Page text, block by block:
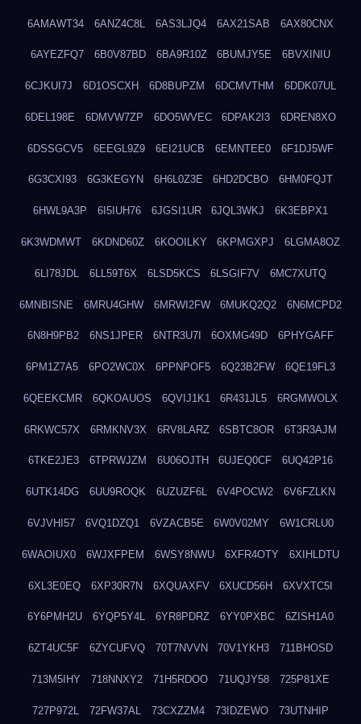
6AMAWT34 6ANZ4C8L 6AS3LJQ4 6AX21SAB 6AX80CNX
6AYEZFQ7 6B0V87BD 6BA9R10Z 6BUMJY5E 6BVXINIU
6CJKUI7J 6D1OSCXH 6D8BUPZM 6DCMVTHM 6DDK07UL
6DEL198E 6DMVW7ZP 6DO5WVEC 6DPAK2I3 6DREN8XO
6DSSGCV5 6EEGL9Z9 6EI21UCB 6EMNTEE0 6F1DJ5WF
6G3CXI93 6G3KEGYN 6H6L0Z3E 6HD2DCBO 6HM0FQJT
6HWL9A3P 6I5IUH76 6JGSI1UR 6JQL3WKJ 6K3EBPX1
6K3WDMWT 6KDND60Z 6KOOILKY 6KPMGXPJ 6LGMA8OZ
6LI78JDL 6LL59T6X 6LSD5KCS 6LSGIF7V 6MC7XUTQ
6MNBISNE 6MRU4GHW 6MRWI2FW 6MUKQ2Q2 6N6MCPD2
6N8H9PB2 6NS1JPER 6NTR3U7I 6OXMG49D 6PHYGAFF
6PM1Z7A5 6PO2WC0X 6PPNPOF5 6Q23B2FW 6QE19FL3
6QEEKCMR 6QKOAUOS 6QVIJ1K1 6R431JL5 6RGMWOLX
6RKWC57X 6RMKNV3X 6RV8LARZ 6SBTC8OR 6T3R3AJM
6TKE2JE3 6TPRWJZM 6U06OJTH 6UJEQ0CF 6UQ42P16
6UTK14DG 6UU9ROQK 6UZUZF6L 6V4POCW2 6V6FZLKN
6VJVHI57 6VQ1DZQ1 6VZACB5E 6W0V02MY 6W1CRLU0
6WAOIUX0 6WJXFPEM 6WSY8NWU 6XFR4OTY 6XIHLDTU
6XL3E0EQ 6XP30R7N 6XQUAXFV 6XUCD56H 6XVXTC5I
6Y6PMH2U 6YQP5Y4L 6YR8PDRZ 6YY0PXBC 6ZISH1A0
6ZT4UC5F 6ZYCUFVQ 70T7NVVN 70V1YKH3 711BHOSD
713M5IHY 718NNXY2 71H5RDOO 71UQJY58 725P81XE
727P972L 72FW37AL 73CXZZM4 73IDZEWO 73UTNHIP